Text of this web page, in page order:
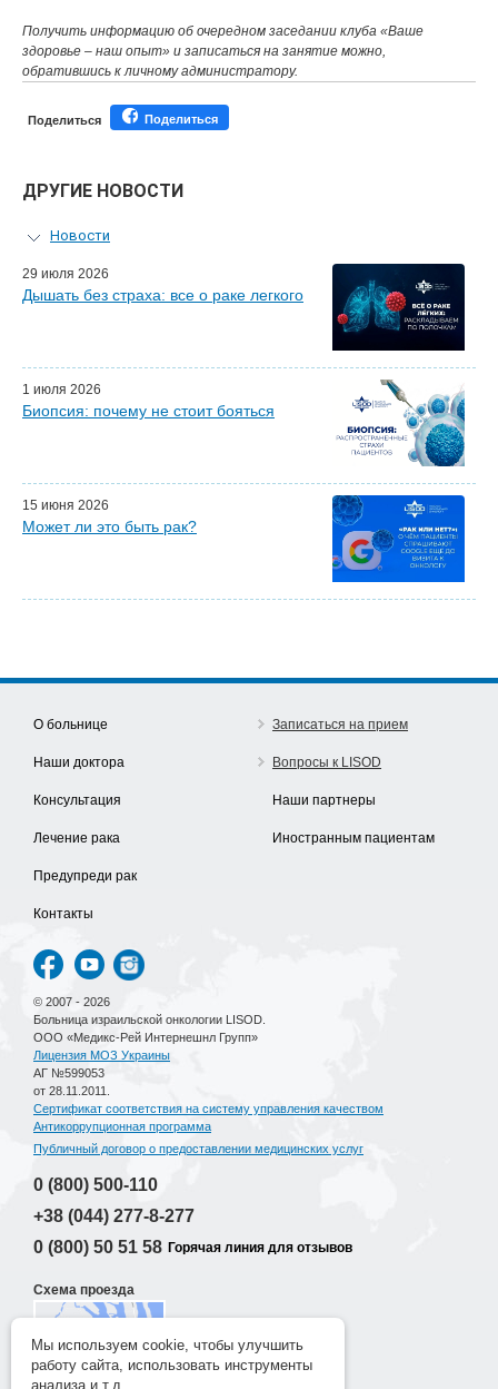
Получить информацию об очередном заседании клуба «Ваше
здоровье – наш опыт» и записаться на занятие можно,
обратившись к личному администратору.
Поделиться Поделиться
ДРУГИЕ НОВОСТИ
Новости
Персональный гид
Мастер-классы для врачей
Наши партнеры
29 июля 2026
Дышать без страха: все о раке легкого
1 июля 2026
Биопсия: почему не стоит бояться
15 июня 2026
Может ли это быть рак?
О больнице
Наши доктора
Консультация
Лечение рака
Предупреди рак
Контакты
Записаться на прием
Вопросы к LISOD
Наши партнеры
Иностранным пациентам
© 2007 - 2026
Больница израильской онкологии LISOD.
ООО «Медикс-Рей Интернешнл Групп»
Лицензия МОЗ Украины
АГ №599053
от 28.11.2011.
Сертификат соответствия на систему управления качеством
Антикоррупционная программа
Публичный договор о предоставлении медицинских услуг
0 (800) 500-110
+38 (044) 277-8-277
0 (800) 50 51 58 Горячая линия для отзывов
Схема проезда
Разработка сайта
Мы используем cookie, чтобы улучшить
работу сайта, использовать инструменты
анализа и т.д.